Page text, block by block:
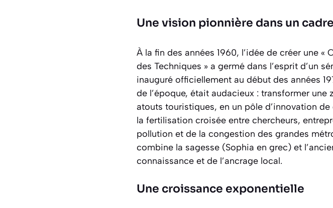
Une vision pionnière dans un
À la fin des années 1960, l’idée de créer une
des Techniques » a germé dans l’esprit d’un
inauguré officiellement au début des années
de l’époque, était audacieux : transformer
atouts touristiques, en un pôle d’innovation
la fertilisation croisée entre chercheurs,
pollution et de la congestion des grandes
combine la sagesse (Sophia en grec) et
connaissance et de l’ancrage local.
Une croissance exponentielle